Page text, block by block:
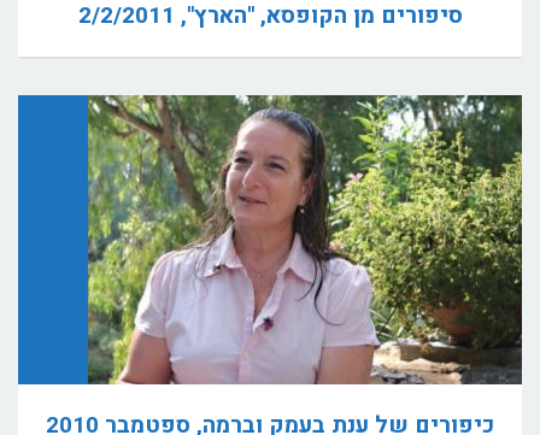
סיפורים מן הקופסא, "הארץ", 2/2/2011
כיפורים של ענת בעמק וברמה, ספטמבר 2010